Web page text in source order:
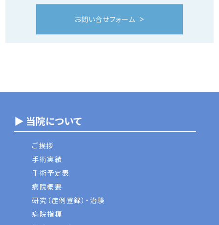
お問い合せフォーム
▶ 当院について
ご挨拶
手術実績
手術予定表
病院概要
研究（症例登録）・治験
病院指標